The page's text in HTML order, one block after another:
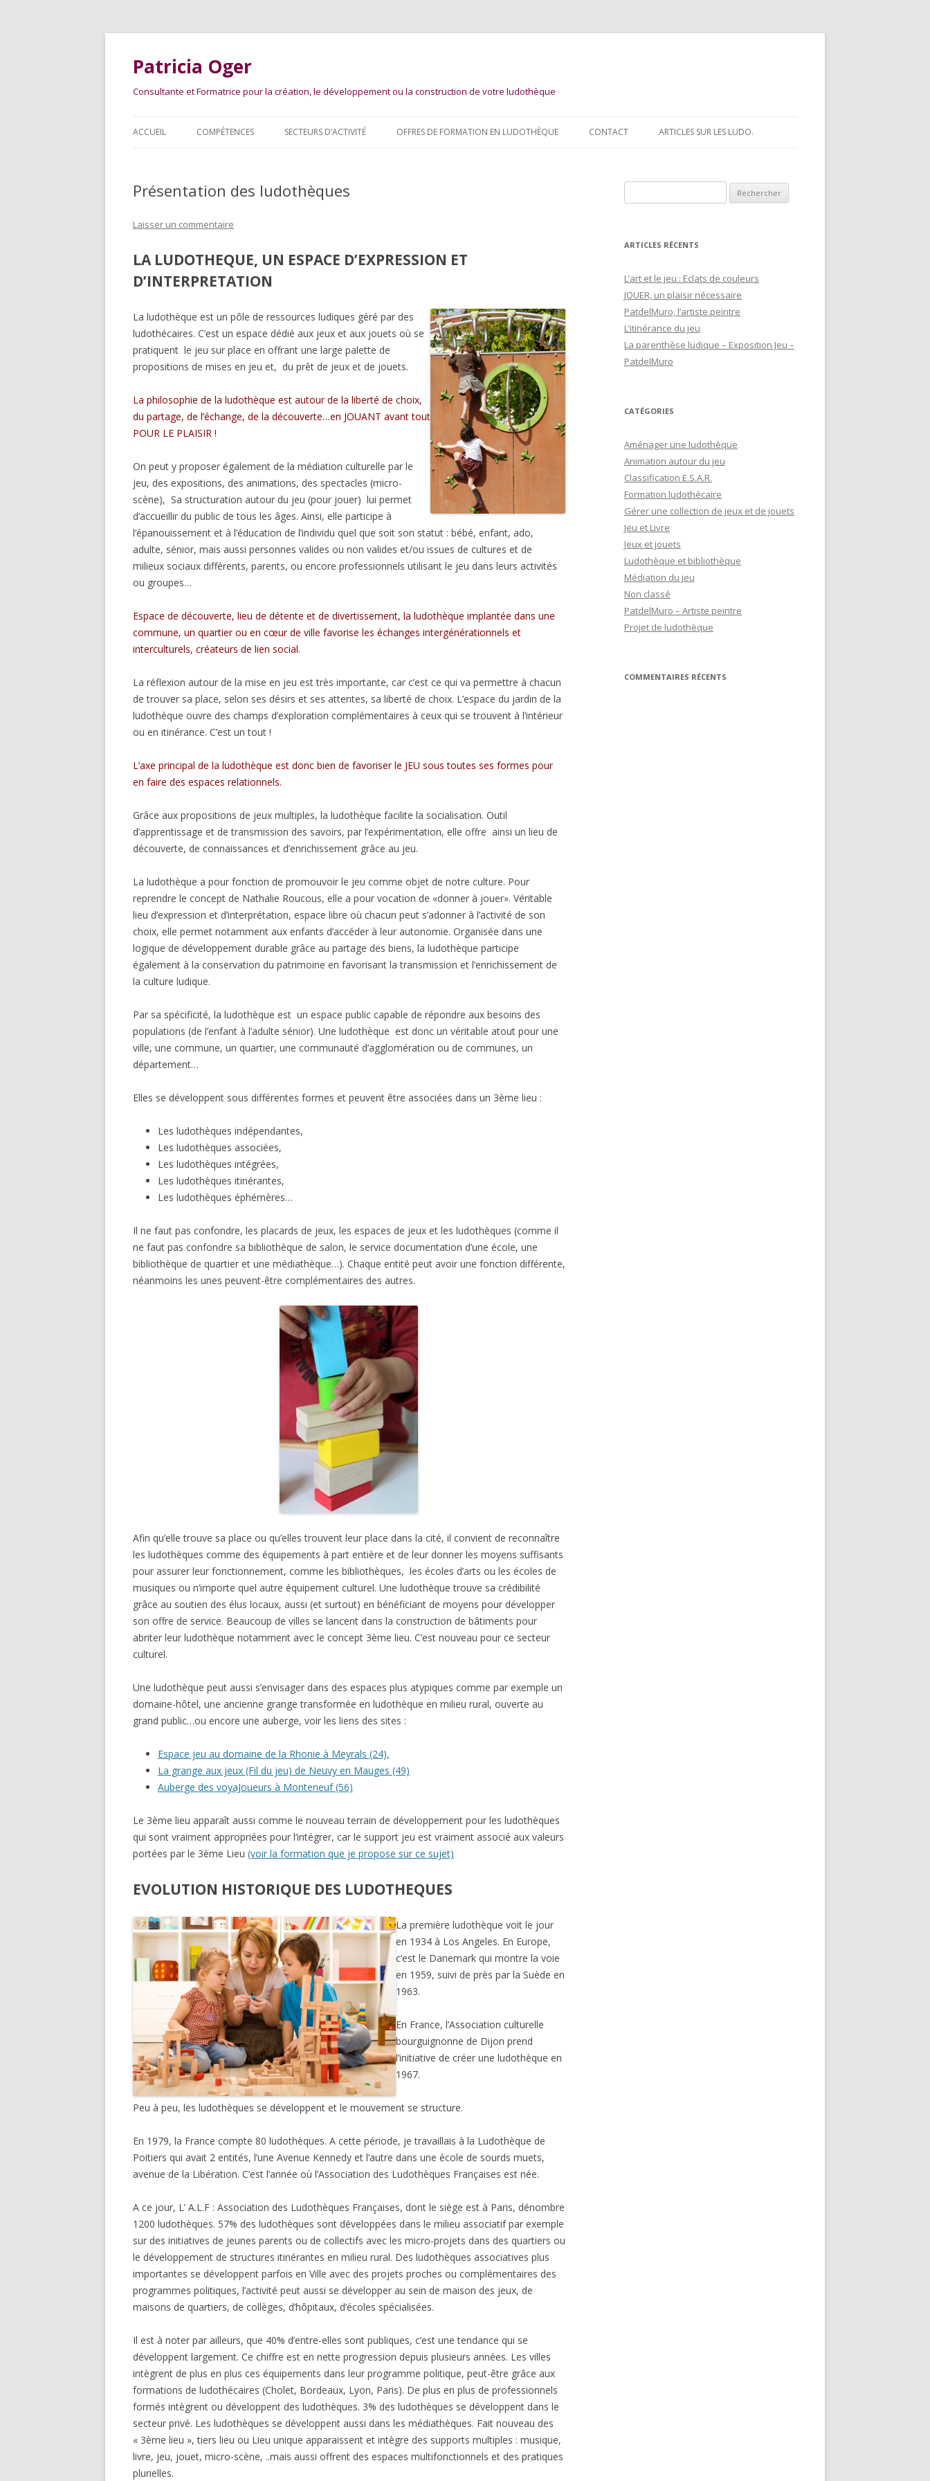
Patricia Oger
Consultante et Formatrice pour la création, le développement ou la construction de votre ludothèque
au
ACCUEIL COMPÉTENCES SECTEURS D’ACTIVITÉ OFFRES DE FORMATION EN LUDOTHÈQUE CONTACT ARTICLES SUR LES LUDO.
Présentation des ludothèques
Laisser un commentaire
LA LUDOTHEQUE, UN ESPACE D’EXPRESSION ET
D’INTERPRETATION
La ludothèque est un pôle de ressources ludiques géré par des
ludothécaires. C’est un espace dédié aux jeux et aux jouets où se
pratiquent le jeu sur place en offrant une large palette de
propositions de mises en jeu et, du prêt de jeux et de jouets.
La philosophie de la ludothèque est autour de la liberté de choix,
du partage, de l’échange, de la découverte…en JOUANT avant tout
POUR LE PLAISIR !
On peut y proposer également de la médiation culturelle par le
jeu, des expositions, des animations, des spectacles (micro-
scène), Sa structuration autour du jeu (pour jouer) lui permet
d’accueillir du public de tous les âges. Ainsi, elle participe à
l’épanouissement et à l’éducation de l’individu quel que soit son statut : bébé, enfant, ado,
adulte, sénior, mais aussi personnes valides ou non valides et/ou issues de cultures et de
milieux sociaux différents, parents, ou encore professionnels utilisant le jeu dans leurs activités
ou groupes…
Espace de découverte, lieu de détente et de divertissement, la ludothèque implantée dans une
commune, un quartier ou en cœur de ville favorise les échanges intergénérationnels et
interculturels, créateurs de lien social.
La réflexion autour de la mise en jeu est très importante, car c’est ce qui va permettre à chacun
de trouver sa place, selon ses désirs et ses attentes, sa liberté de choix. L’espace du jardin de la
ludothèque ouvre des champs d’exploration complémentaires à ceux qui se trouvent à l’intérieur
ou en itinérance. C’est un tout !
L’axe principal de la ludothèque est donc bien de favoriser le JEU sous toutes ses formes pour
en faire des espaces relationnels.
Grâce aux propositions de jeux multiples, la ludothèque facilite la socialisation. Outil
d’apprentissage et de transmission des savoirs, par l’expérimentation, elle offre ainsi un lieu de
découverte, de connaissances et d’enrichissement grâce au jeu.
La ludothèque a pour fonction de promouvoir le jeu comme objet de notre culture. Pour
reprendre le concept de Nathalie Roucous, elle a pour vocation de «donner à jouer». Véritable
lieu d’expression et d’interprétation, espace libre où chacun peut s’adonner à l’activité de son
choix, elle permet notamment aux enfants d’accéder à leur autonomie. Organisée dans une
logique de développement durable grâce au partage des biens, la ludothèque participe
également à la conservation du patrimoine en favorisant la transmission et l’enrichissement de
la culture ludique.
Par sa spécificité, la ludothèque est un espace public capable de répondre aux besoins des
populations (de l’enfant à l’adulte sénior). Une ludothèque est donc un véritable atout pour une
ville, une commune, un quartier, une communauté d’agglomération ou de communes, un
département…
Elles se développent sous différentes formes et peuvent être associées dans un 3ème lieu :
Les ludothèques indépendantes,
Les ludothèques associées,
Les ludothèques intégrées,
Les ludothèques itinérantes,
Les ludothèques éphémères…
Il ne faut pas confondre, les placards de jeux, les espaces de jeux et les ludothèques (comme il
ne faut pas confondre sa bibliothèque de salon, le service documentation d’une école, une
bibliothèque de quartier et une médiathèque…). Chaque entité peut avoir une fonction différente,
néanmoins les unes peuvent-être complémentaires des autres.
Afin qu’elle trouve sa place ou qu’elles trouvent leur place dans la cité, il convient de reconnaître
les ludothèques comme des équipements à part entière et de leur donner les moyens suffisants
pour assurer leur fonctionnement, comme les bibliothèques, les écoles d’arts ou les écoles de
musiques ou n’importe quel autre équipement culturel. Une ludothèque trouve sa crédibilité
grâce au soutien des élus locaux, aussi (et surtout) en bénéficiant de moyens pour développer
son offre de service. Beaucoup de villes se lancent dans la construction de bâtiments pour
abriter leur ludothèque notamment avec le concept 3ème lieu. C’est nouveau pour ce secteur
culturel.
Une ludothèque peut aussi s’envisager dans des espaces plus atypiques comme par exemple un
domaine-hôtel, une ancienne grange transformée en ludothèque en milieu rural, ouverte au
grand public…ou encore une auberge, voir les liens des sites :
Espace jeu au domaine de la Rhonie à Meyrals (24),
La grange aux jeux (Fil du jeu) de Neuvy en Mauges (49)
Auberge des voyaJoueurs à Monteneuf (56)
Le 3ème lieu apparaît aussi comme le nouveau terrain de développement pour les ludothèques
qui sont vraiment appropriées pour l’intégrer, car le support jeu est vraiment associé aux valeurs
portées par le 3ème Lieu (voir la formation que je propose sur ce sujet)
EVOLUTION HISTORIQUE DES LUDOTHEQUES
La première ludothèque voit le jour
en 1934 à Los Angeles. En Europe,
c’est le Danemark qui montre la voie
en 1959, suivi de près par la Suède en
1963.
En France, l’Association culturelle
bourguignonne de Dijon prend
l’initiative de créer une ludothèque en
1967.
Peu à peu, les ludothèques se développent et le mouvement se structure.
En 1979, la France compte 80 ludothèques. A cette période, je travaillais à la Ludothèque de
Poitiers qui avait 2 entités, l’une Avenue Kennedy et l’autre dans une école de sourds muets,
avenue de la Libération. C’est l’année où l’Association des Ludothèques Françaises est née.
A ce jour, L’ A.L.F : Association des Ludothèques Françaises, dont le siège est à Paris, dénombre
1200 ludothèques. 57% des ludothèques sont développées dans le milieu associatif par exemple
sur des initiatives de jeunes parents ou de collectifs avec les micro-projets dans des quartiers ou
le développement de structures itinérantes en milieu rural. Des ludothèques associatives plus
importantes se développent parfois en Ville avec des projets proches ou complémentaires des
programmes politiques, l’activité peut aussi se développer au sein de maison des jeux, de
maisons de quartiers, de collèges, d’hôpitaux, d’écoles spécialisées.
Il est à noter par ailleurs, que 40% d’entre-elles sont publiques, c’est une tendance qui se
développent largement. Ce chiffre est en nette progression depuis plusieurs années. Les villes
intègrent de plus en plus ces équipements dans leur programme politique, peut-être grâce aux
formations de ludothécaires (Cholet, Bordeaux, Lyon, Paris). De plus en plus de professionnels
formés intègrent ou développent des ludothèques. 3% des ludothèques se développent dans le
secteur privé. Les ludothèques se développent aussi dans les médiathèques. Fait nouveau des
« 3ème lieu », tiers lieu ou Lieu unique apparaissent et intègre des supports multiples : musique,
livre, jeu, jouet, micro-scène, ..mais aussi offrent des espaces multifonctionnels et des pratiques
plurielles.
e
h
r
c
h
e
r
ARTICLES RÉCENTS
L’art et le jeu : Eclats de couleurs
JOUER, un plaisir nécessaire
PatdelMuro, l’artiste peintre
L’itinérance du jeu
La parenthèse ludique – Exposition Jeu –
PatdelMuro
CATÉGORIES
Aménager une ludothèque
Animation autour du jeu
Classification E.S.A.R.
Formation ludothécaire
Gérer une collection de jeux et de jouets
Jeu et Livre
Jeux et jouets
Ludothèque et bibliothèque
Médiation du jeu
Non classé
PatdelMuro – Artiste peintre
Projet de ludothèque
COMMENTAIRES RÉCENTS